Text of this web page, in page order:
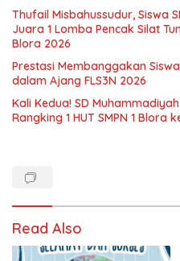
Thufail Misbahussudur, Siswa
Juara 1 Lomba Pencak Silat
Blora 2026
Prestasi Membanggakan
dalam Ajang FLS3N 2026
Kali Kedua! SD
Rangking 1 HUT SMPN 1 Blora
Read Also